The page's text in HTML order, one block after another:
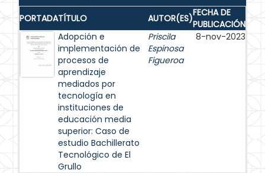
PORTADATÍTULO AUTOR(ES)FECHA DE
PUBLICACIÓN
Adopción e
implementación de
procesos de
aprendizaje
mediados por
tecnología en
instituciones de
educación media
superior: Caso de
estudio Bachillerato
Tecnológico de El
Grullo
Priscila
Espinosa
Figueroa
8-nov-2023